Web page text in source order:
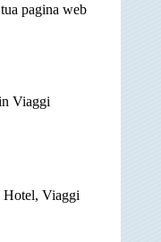
pagina web
Viaggi
Hotel, Viaggi